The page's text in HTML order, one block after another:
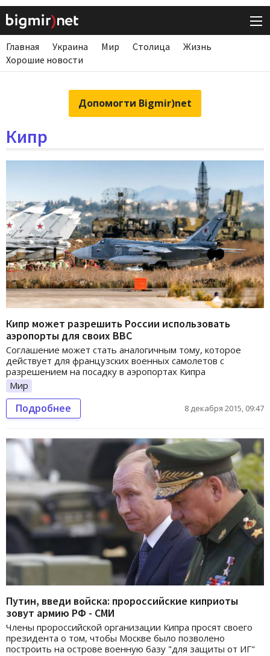
Главная Украина Мир Столица
Жизнь
Хорошие новости
Допомогти Bigmir)net
Кипр
Кипр может разрешить России использовать
аэропорты для своих ВВС
Соглашение может стать аналогичным тому, которое
действует для французских военных самолетов с
разрешением на посадку в аэропортах Кипра
Мир
Подробнее 8 декабря 2015, 09:47
Путин, введи войска: пророссийские киприоты
зовут армию РФ - СМИ
Члены пророссийской организации Кипра просят своего
президента о том, чтобы Москве было позволено
построить на острове военную базу "для защиты от ИГ"